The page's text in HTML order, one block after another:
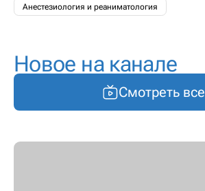
Анестезиология и реаниматология
Новое на канале
Смотреть все